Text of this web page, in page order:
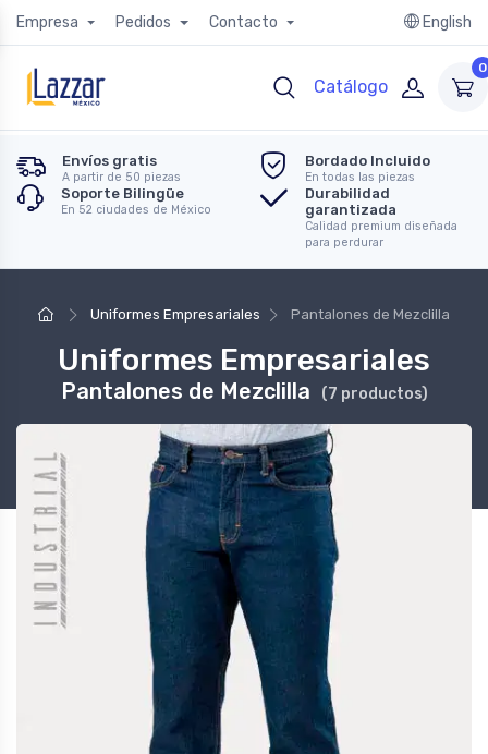
Empresa Pedidos Contacto English
Catálogo
0
Envíos gratis
A partir de 50 piezas
Bordado Incluido
En todas las piezas
Soporte Bilingüe
En 52 ciudades de México
Durabilidad
garantizada
Calidad premium diseñada
para perdurar
Uniformes Empresariales Pantalones de Mezclilla
Uniformes Empresariales
Pantalones de Mezclilla (7 productos)